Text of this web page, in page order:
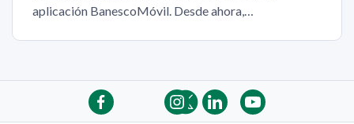
aplicación BanescoMóvil. Desde ahora,…